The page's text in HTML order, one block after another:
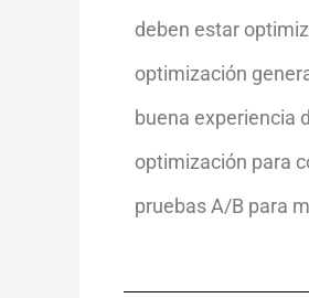
deben estar
optimización
buena experiencia
optimización para
pruebas A/B para